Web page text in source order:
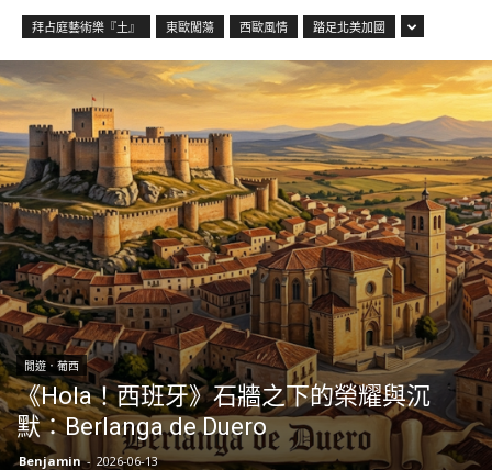
拜占庭藝術樂『土』 東歐闖蕩 西歐風情 踏足北美加國
閒遊．葡西
《Hola！西班牙》石牆之下的榮耀與沉
默：Berlanga de Duero
Benjamin - 2026-06-13